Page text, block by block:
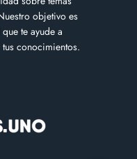
objetivo es
te ayude a
conocimientos.